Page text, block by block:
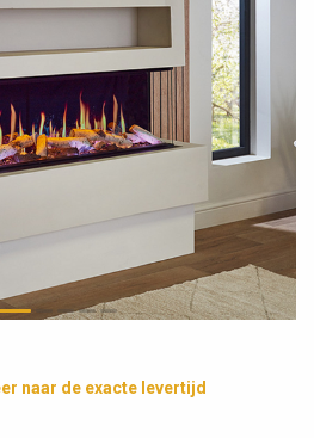
naar de exacte levertijd